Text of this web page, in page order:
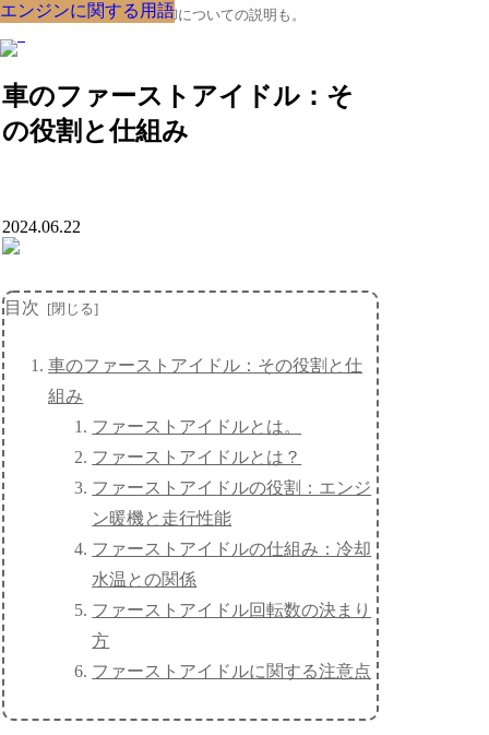
クルマの大辞典、購入･売却についての説明も。
車のファーストアイドル：そ
の役割と仕組み
エンジンに関する用語
2024.06.22
目次
車のファーストアイドル：その役割と仕
組み
ファーストアイドルとは。
ファーストアイドルとは？
ファーストアイドルの役割：エンジ
ン暖機と走行性能
ファーストアイドルの仕組み：冷却
水温との関係
ファーストアイドル回転数の決まり
方
ファーストアイドルに関する注意点
エンジンに関する用語
エンジンに関する用語
エンジンに関する用語
エンジンに関する用語
エンジンに関する用語
エンジンに関する用語
エンジンに関する用語
エンジンに関する用語